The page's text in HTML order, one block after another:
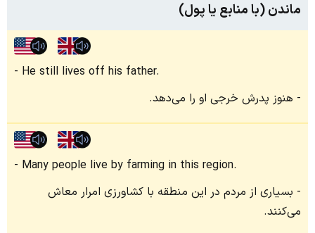
ماندن (با منابع یا پول)
He still lives off his father.
هنوز پدرش خرجی او را می‌دهد.
Many people live by farming in this region.
بسیاری از مردم در این منطقه با کشاورزی امرار معاش
می‌کنند.